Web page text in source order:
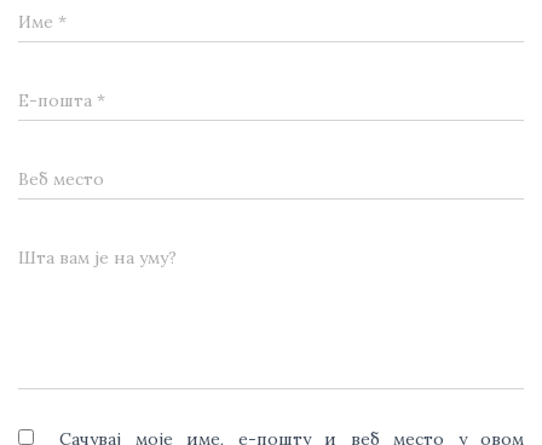
Име *
Е-пошта *
Веб место
Шта вам је на уму?
Сачувај моје име, е-пошту и веб место у овом